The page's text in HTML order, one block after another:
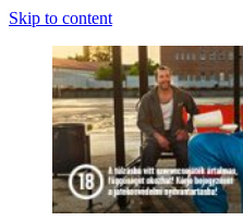
Skip to content